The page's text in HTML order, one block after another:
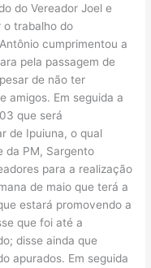
do Vereador Joel e
o trabalho do
cumprimentou a
pela passagem de
de não ter
amigos. Em seguida a
que será
de Ipuiuna, o qual
da PM, Sargento
para a realização
de maio que terá a
estará promovendo a
que foi até a
disse ainda que
apurados. Em seguida